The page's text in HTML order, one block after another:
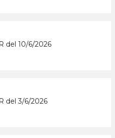
del 10/6/2026
del 3/6/2026